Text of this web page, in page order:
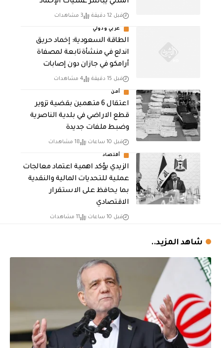
قبل 12 دقيقة 3 مشاهدات
عربي ودولي
‏الطاقة السعودية: إخماد حريق
اندلع في منشأة تابعة لمصفاة
أرامكو في جازان دون إصابات
قبل 15 دقيقة 4 مشاهدات
أمن
اعتقال 6 متهمين بقضية تزوير
قطع الاراضي في بلدية الناصرية
وضبط ملفات جديدة
قبل 10 ساعات 18 مشاهدات
أقتصاد
الزيدي يؤكد اهمية اعتماد معالجات
عملية للتحديات المالية والنقدية
بما يحافظ على الاستقرار
الاقتصادي
قبل 10 ساعات 11 مشاهدات
شاهد المزيد..